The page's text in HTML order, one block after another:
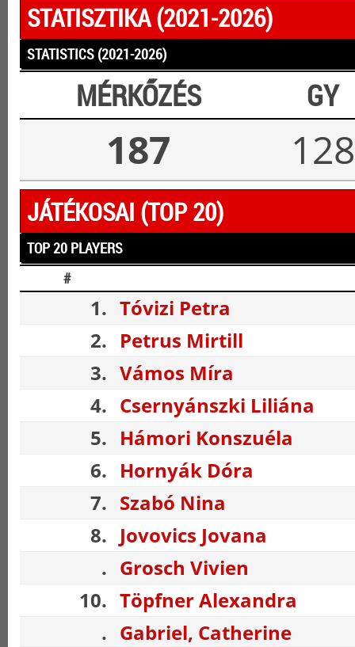
STATISZTIKA (2021-2026)
STATISTICS (2021-2026)
MÉRKŐZÉS GY
187 128
JÁTÉKOSAI (TOP 20)
TOP 20 PLAYERS
#
1. Tóvizi Petra
2. Petrus Mirtill
3. Vámos Míra
4. Csernyánszki Liliána
5. Hámori Konszuéla
6. Hornyák Dóra
7. Szabó Nina
8. Jovovics Jovana
. Grosch Vivien
10. Töpfner Alexandra
. Gabriel, Catherine